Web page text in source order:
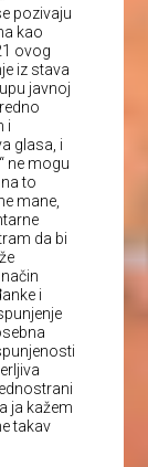
pozivaju
kao
ovog
iz stava
javnoj
i
glasa, i
ne mogu
to
mane,
da bi
i
ja kažem
takav